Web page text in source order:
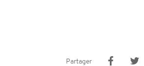
Partager